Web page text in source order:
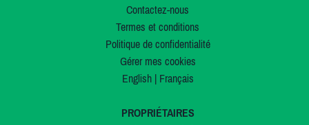
Contactez-nous
Termes et conditions
Politique de confidentialité
Gérer mes cookies
English| Français
PROPRIÉTAIRES